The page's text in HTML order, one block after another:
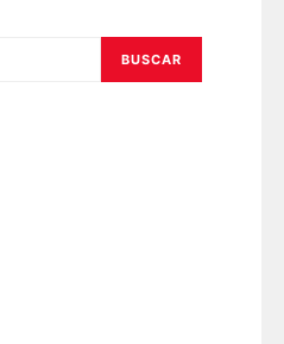
BUSCAR